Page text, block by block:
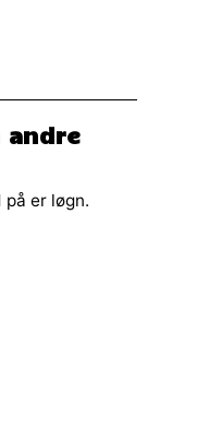
andre
er løgn.